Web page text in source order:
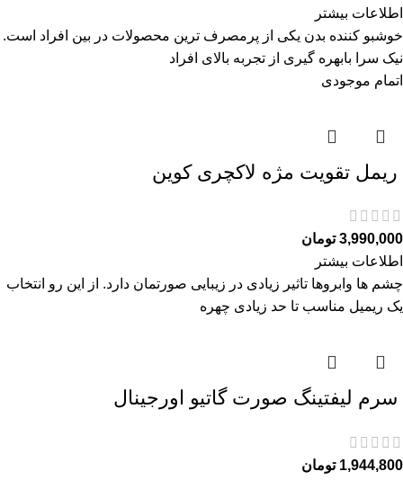
اطلاعات بیشتر
خوشبو کننده بدن یکی از پرمصرف ترین محصولات در بین افراد است.
نیک سرا بابهره گیری از تجربه بالای افراد
اتمام موجودی
ريمل تقويت مژه لاكچری كوين
3,990,000 تومان
اطلاعات بیشتر
چشم ها وابروها تاثیر زیادی در زیبایی صورتمان دارد. از این رو انتخاب
یک ریمیل مناسب تا حد زیادی چهره
سرم ليفتينگ صورت گاتیو اورجینال
1,944,800 تومان